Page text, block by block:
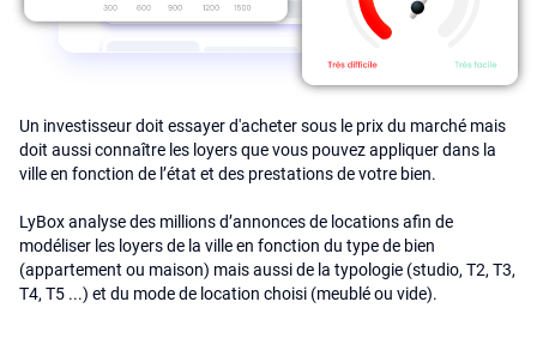
Un investisseur doit essayer d'acheter sous le prix du marché mais
doit aussi connaître les loyers que vous pouvez appliquer dans la
ville en fonction de l’état et des prestations de votre bien.
LyBox analyse des millions d’annonces de locations afin de
modéliser les loyers de la ville en fonction du type de bien
(appartement ou maison) mais aussi de la typologie (studio, T2, T3,
T4, T5 ...) et du mode de location choisi (meublé ou vide).